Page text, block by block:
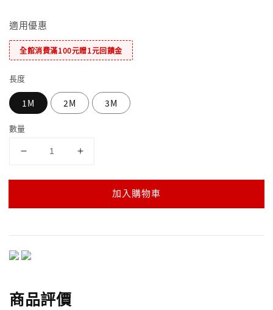
適用優惠
全館消費滿100元贈1元回饋金
長度
1M 2M 3M
數量
加入購物車
商品評價